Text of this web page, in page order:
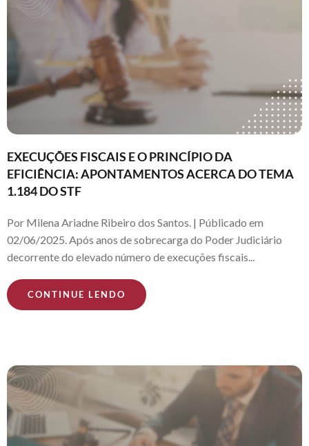
EXECUÇÕES FISCAIS E O PRINCÍPIO DA
EFICIÊNCIA: APONTAMENTOS ACERCA DO TEMA
1.184 DO STF
Por Milena Ariadne Ribeiro dos Santos. | Públicado em
02/06/2025. Após anos de sobrecarga do Poder Judiciário
decorrente do elevado número de execuções fiscais...
CONTINUE LENDO